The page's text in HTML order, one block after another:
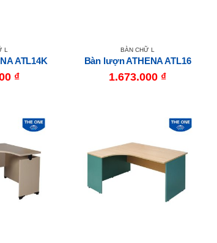
L
ATL14K
₫
BÀN CHỮ L
Bàn lượn ATHENA ATL16
1.673.000 ₫